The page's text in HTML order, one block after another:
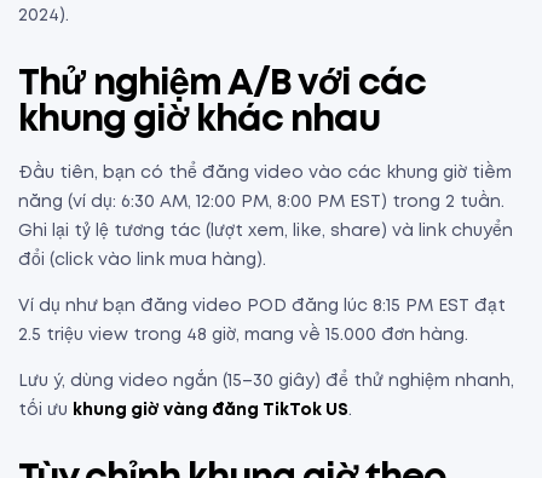
2024).
Thử nghiệm A/B với các
khung giờ khác nhau
Đầu tiên, bạn có thể đăng video vào các khung giờ tiềm
năng (ví dụ: 6:30 AM, 12:00 PM, 8:00 PM EST) trong 2 tuần.
Ghi lại tỷ lệ tương tác (lượt xem, like, share) và link chuyển
đổi (click vào link mua hàng).
Ví dụ như bạn đăng video POD đăng lúc 8:15 PM EST đạt
2.5 triệu view trong 48 giờ, mang về 15.000 đơn hàng.
Lưu ý, dùng video ngắn (15–30 giây) để thử nghiệm nhanh,
tối ưu
khung giờ vàng đăng TikTok US.